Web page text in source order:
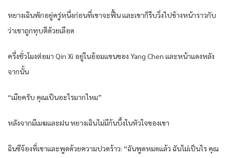
หยางเฉินพักอยู่ครู่หนึ่งก่อนที่เขาจะฟื้น และเขาก็รีบวิ่งไปข้างหน้าราวกับ
ว่าเขาถูกทุบตีด้วยเลือด
ครึ่งชั่วโมงต่อมา Qin Xi อยู่ในอ้อมแขนของ Yang Chen และหน้าแดงหลัง
จากนั้น
“เมียครับ คุณเป็นอะไรมากไหม”
หลังจากมีเมฆและฝน หยางเฉินไม่มีก้นบึ้งในหัวใจของเขา
ฉินซีจ้องที่เขาและพูดด้วยความปวดร้าว: “ฉันพูดหมดแล้ว ฉันไม่เป็นไร คุณ